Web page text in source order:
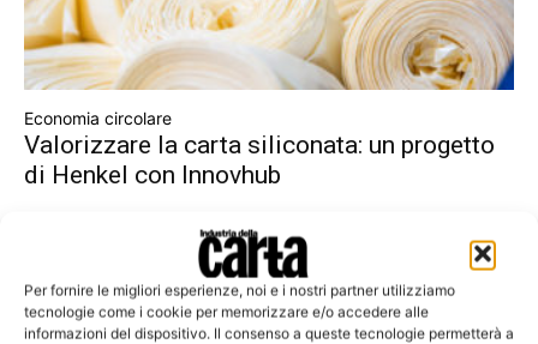
Per fornire le migliori esperienze, noi e i nostri partner utilizziamo
tecnologie come i cookie per memorizzare e/o accedere alle
informazioni del dispositivo. Il consenso a queste tecnologie permetterà a
Economia circolare
Valorizzare la carta siliconata: un progetto
di Henkel con Innovhub
Leggi la rivista